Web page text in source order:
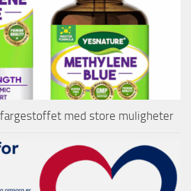
med store muligheter